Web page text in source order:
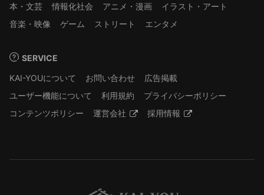
本・文芸
情報化社会 アニメ・漫画
イラスト・アート
音楽・映像
ゲーム ストリート エンタメ
SERVICE
KAI-YOUについて
お問い合わせ
広告掲載
ユーザー機能について
利用規約
プライバシーポリシー
コンテンツポリシー
運営会社 採用情報